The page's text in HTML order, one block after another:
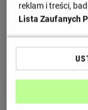
Lista Zaufanych